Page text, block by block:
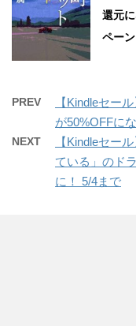
還元
ペー
PREV
【Kindleセー
が50%OFFに
NEXT
【Kindleセー
ている」のド
に！ 5/4まで